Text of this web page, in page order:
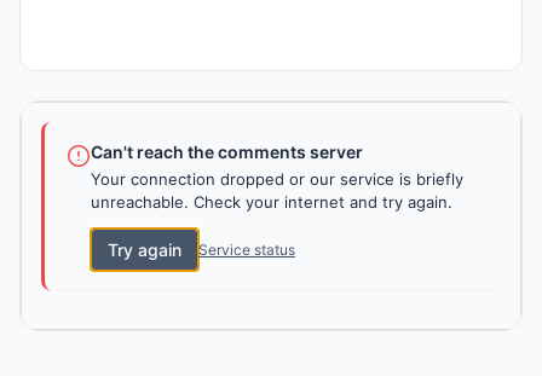
Can't reach the comments server
Your connection dropped or our service is briefly
unreachable. Check your internet and try again.
Try again Service status